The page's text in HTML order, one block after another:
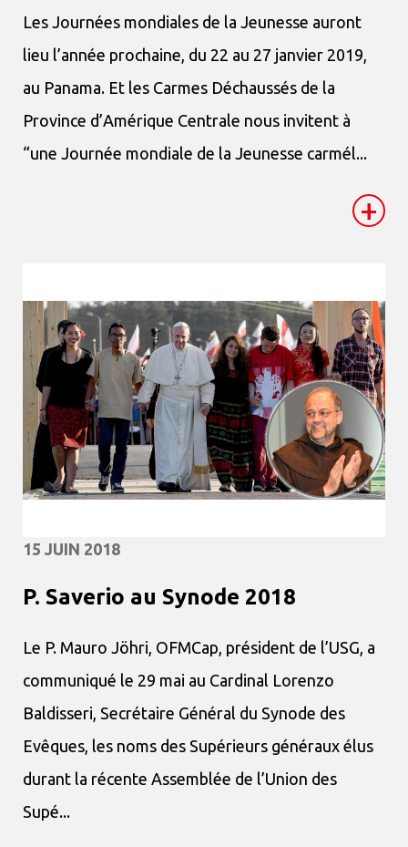
Les Journées mondiales de la Jeunesse auront
lieu l’année prochaine, du 22 au 27 janvier 2019,
au Panama. Et les Carmes Déchaussés de la
Province d’Amérique Centrale nous invitent à
“une Journée mondiale de la Jeunesse carmél...
+
15 JUIN 2018
P. Saverio au Synode 2018
Le P. Mauro Jöhri, OFMCap, président de l’USG, a
communiqué le 29 mai au Cardinal Lorenzo
Baldisseri, Secrétaire Général du Synode des
Evêques, les noms des Supérieurs généraux élus
durant la récente Assemblée de l’Union des
Supé...